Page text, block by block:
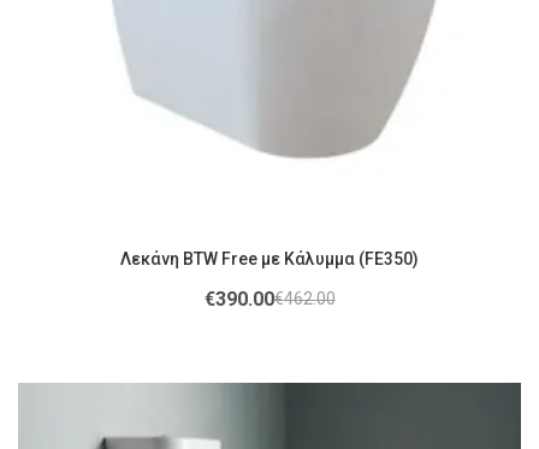
Λεκάνη BTW Free με Κάλυμμα (FE350)
€462.00
€390.00